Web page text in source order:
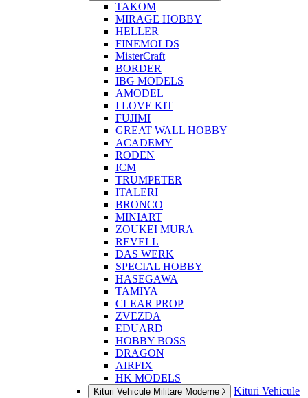
TAKOM
MIRAGE HOBBY
HELLER
FINEMOLDS
MisterCraft
BORDER
IBG MODELS
AMODEL
I LOVE KIT
FUJIMI
GREAT WALL HOBBY
ACADEMY
RODEN
ICM
TRUMPETER
ITALERI
BRONCO
MINIART
ZOUKEI MURA
REVELL
DAS WERK
SPECIAL HOBBY
HASEGAWA
TAMIYA
CLEAR PROP
ZVEZDA
EDUARD
HOBBY BOSS
DRAGON
AIRFIX
HK MODELS
Kituri Vehicule Militare Moderne
Kituri Vehicule